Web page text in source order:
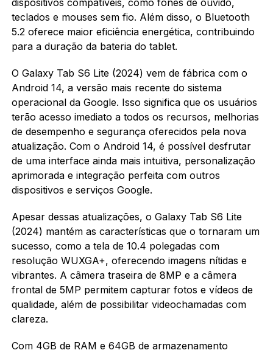
teclados e mouses sem fio. Além disso, o Bluetooth
5.2 oferece maior eficiência energética, contribuindo
para a duração da bateria do tablet.
O Galaxy Tab S6 Lite (2024) vem de fábrica com o
Android 14, a versão mais recente do sistema
operacional da Google. Isso significa que os usuários
terão acesso imediato a todos os recursos, melhorias
de desempenho e segurança oferecidos pela nova
atualização. Com o Android 14, é possível desfrutar
de uma interface ainda mais intuitiva, personalização
aprimorada e integração perfeita com outros
dispositivos e serviços Google.
Apesar dessas atualizações, o Galaxy Tab S6 Lite
(2024) mantém as características que o tornaram um
sucesso, como a tela de 10.4 polegadas com
resolução WUXGA+, oferecendo imagens nítidas e
vibrantes. A câmera traseira de 8MP e a câmera
frontal de 5MP permitem capturar fotos e vídeos de
qualidade, além de possibilitar videochamadas com
clareza.
Com 4GB de RAM e 64GB de armazenamento